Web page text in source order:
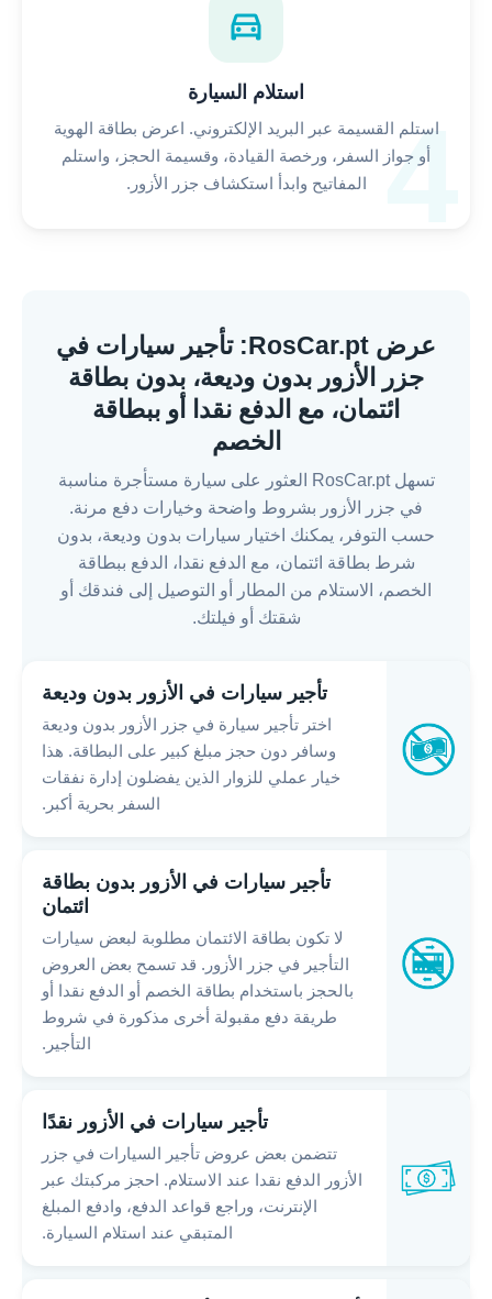
4
directions_car
استلام السيارة
استلم القسيمة عبر البريد الإلكتروني. اعرض بطاقة الهوية
أو جواز السفر، ورخصة القيادة، وقسيمة الحجز، واستلم
المفاتيح وابدأ استكشاف جزر الأزور.
عرض RosCar.pt: تأجير سيارات في
جزر الأزور بدون وديعة، بدون بطاقة
ائتمان، مع الدفع نقدا أو ببطاقة
الخصم
تسهل RosCar.pt العثور على سيارة مستأجرة مناسبة
في جزر الأزور بشروط واضحة وخيارات دفع مرنة.
حسب التوفر، يمكنك اختيار سيارات بدون وديعة، بدون
شرط بطاقة ائتمان، مع الدفع نقدا، الدفع ببطاقة
الخصم، الاستلام من المطار أو التوصيل إلى فندقك أو
شقتك أو فيلتك.
تأجير سيارات في الأزور بدون وديعة
اختر تأجير سيارة في جزر الأزور بدون وديعة
وسافر دون حجز مبلغ كبير على البطاقة. هذا
خيار عملي للزوار الذين يفضلون إدارة نفقات
السفر بحرية أكبر.
تأجير سيارات في الأزور بدون بطاقة
ائتمان
لا تكون بطاقة الائتمان مطلوبة لبعض سيارات
التأجير في جزر الأزور. قد تسمح بعض العروض
بالحجز باستخدام بطاقة الخصم أو الدفع نقدا أو
طريقة دفع مقبولة أخرى مذكورة في شروط
التأجير.
تأجير سيارات في الأزور نقدًا
تتضمن بعض عروض تأجير السيارات في جزر
الأزور الدفع نقدا عند الاستلام. احجز مركبتك عبر
الإنترنت، وراجع قواعد الدفع، وادفع المبلغ
المتبقي عند استلام السيارة.